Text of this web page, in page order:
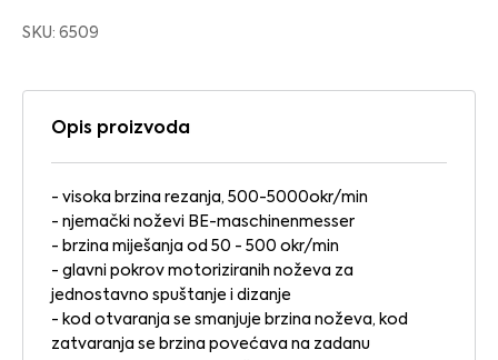
SKU: 6509
Opis proizvoda
- visoka brzina rezanja, 500-5000okr/min
- njemački noževi BE-maschinenmesser
- brzina miješanja od 50 - 500 okr/min
- glavni pokrov motoriziranih noževa za
jednostavno spuštanje i dizanje
- kod otvaranja se smanjuje brzina noževa, kod
zatvaranja se brzina povećava na zadanu